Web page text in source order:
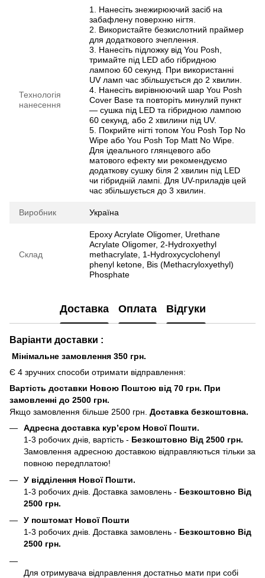
Технологія
нанесення
1. Нанесіть знежирюючий засіб на
забафлену поверхню нігтя.
2. Використайте безкислотний праймер
для додаткового зчеплення.
3. Нанесіть підложку від You Posh,
тримайте під LED або гібридною
лампою 60 секунд. При використанні
UV ламп час збільшується до 2 хвилин.
4. Нанесіть вирівнюючий шар You Posh
Cover Base та повторіть минулий пункт
— сушка під LED та гібридною лампою
60 секунд, або 2 хвилини під UV.
5. Покрийте нігті топом You Posh Top No
Wipe або You Posh Top Matt No Wipe.
Для ідеального глянцевого або
матового ефекту ми рекомендуємо
додаткову сушку біля 2 хвилин під LED
чи гібридній лампі. Для UV-приладів цей
час збільшується до 3 хвилин.
Виробник Україна
Склад
Epoxy Acrylate Oligomer, Urethane
Acrylate Oligomer, 2-Hydroxyethyl
methacrylate, 1-Hydroxycyclohenyl
phenyl ketone, Bis (Methacryloxyethyl)
Phosphate
Доставка Оплата Відгуки
Варіанти доставки :
Мінімальне замовлення 350 грн.
Є 4 зручних способи отримати відправлення:
Вартість доставки Новою Поштою від 70 грн. При
замовленні до 2500 грн.
Якщо замовлення більше 2500 грн. Доставка безкоштовна.
Адресна доставка кур’єром Нової Пошти.
1-3 робочих днів, вартість - Безкоштовно Від 2500 грн.
Замовлення адресною доставкою відправляються тільки за
повною передплатою!
У відділення Нової Пошти.
1-3 робочих днів. Доставка замовлень - Безкоштовно Від
2500 грн.
У поштомат Нової Пошти
1-3 робочих днів. Доставка замовлень - Безкоштовно Від
2500 грн.
Для отримувача відправлення достатньо мати при собі